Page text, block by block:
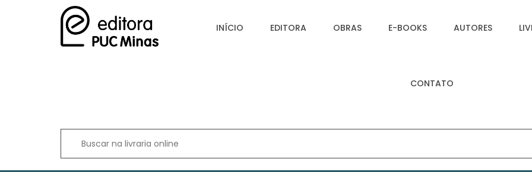
INÍCIO EDITORA OBRAS E-BOOKS AUTORES
CONTATO